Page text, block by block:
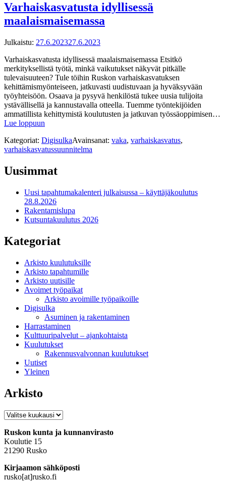
Varhaiskasvatusta idyllisessä
maalaismaisemassa
Julkaistu: 27.6.202327.6.2023
Varhaiskasvatusta idyllisessä maalaismaisemassa Etsitkö
merkityksellistä työtä, minkä vaikutukset näkyvät pitkälle
tulevaisuuteen? Tule töihin Ruskon varhaiskasvatuksen
kehittämismyönteiseen, jatkuvasti uudistuvaan ja hyväksyvään
työyhteisöön. Osaava ja pysyvä henkilöstä tukee uusia tulijoita
ystävällisellä ja kannustavalla otteella. Tuemme työntekijöiden
ammatillista kehittymistä koulutusten ja jatkuvan työssäoppimisen…
Lue loppuun
Kategoriat: DigisulkaAvainsanat: vaka, varhaiskasvatus,
varhaiskasvatussuunnitelma
Uusimmat
Uusi tapahtumakalenteri julkaisussa – käyttäjäkoulutus
28.8.2026
Rakentamislupa
Kutsuntakuulutus 2026
Kategoriat
Arkisto kuulutuksille
Arkisto tapahtumille
Arkisto uutisille
Avoimet työpaikat
Arkisto avoimille työpaikoille
Digisulka
Asuminen ja rakentaminen
Harrastaminen
Kulttuuripalvelut – ajankohtaista
Kuulutukset
Rakennusvalvonnan kuulutukset
Uutiset
Yleinen
Arkisto
Arkisto
Ruskon kunta ja kunnanvirasto
Koulutie 15
21290 Rusko
Kirjaamon sähköposti
rusko[at]rusko.fi